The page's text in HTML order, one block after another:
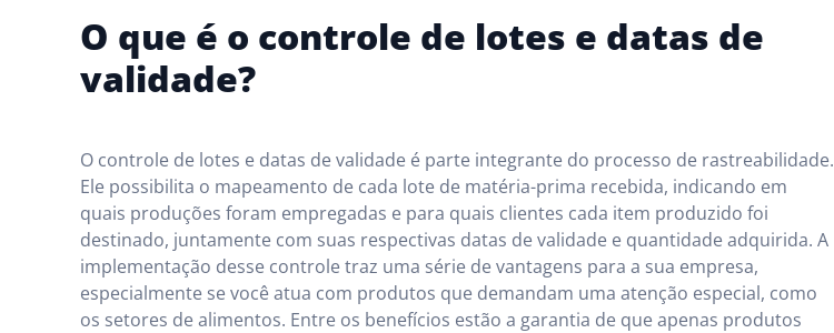
O que é o controle de lotes e datas de
validade?
O controle de lotes e datas de validade é parte integrante do processo de rastreabilidade.
Ele possibilita o mapeamento de cada lote de matéria-prima recebida, indicando em
quais produções foram empregadas e para quais clientes cada item produzido foi
destinado, juntamente com suas respectivas datas de validade e quantidade adquirida. A
implementação desse controle traz uma série de vantagens para a sua empresa,
especialmente se você atua com produtos que demandam uma atenção especial, como
os setores de alimentos. Entre os benefícios estão a garantia de que apenas produtos